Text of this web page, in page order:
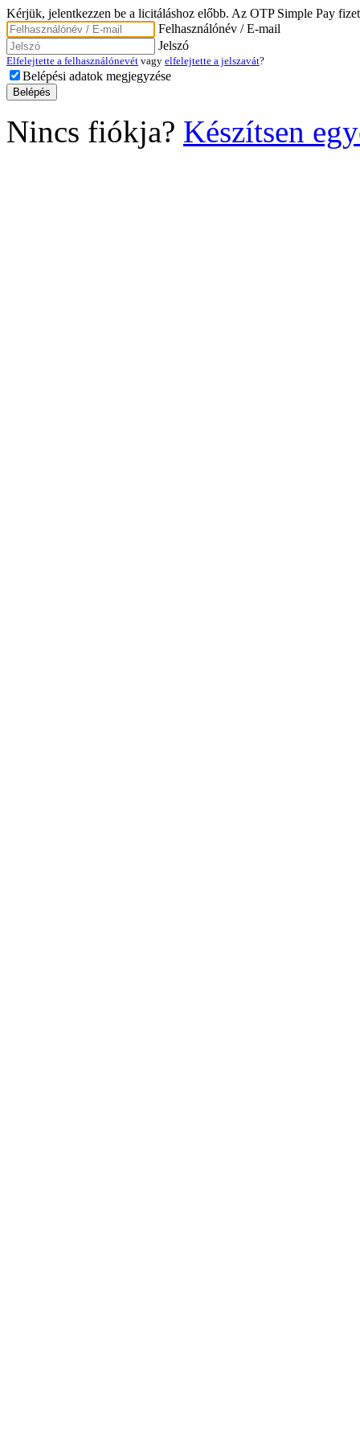
Kérjük, jelentkezzen be a licitáláshoz előbb. Az OTP Simple Pay
Felhasználónév / E-mail
Jelszó
Elfelejtette a felhasználónevét vagy elfelejtette a jelszavát?
Belépési adatok megjegyzése
Nincs fiókja? Készítsen